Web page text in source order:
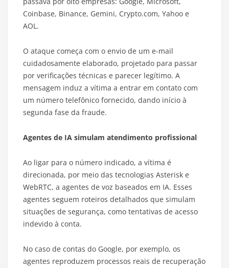
Coinbase, Binance, Gemini, Crypto.com, Yahoo e
AOL.
O ataque começa com o envio de um e-mail
cuidadosamente elaborado, projetado para passar
por verificações técnicas e parecer legítimo. A
mensagem induz a vítima a entrar em contato com
um número telefônico fornecido, dando início à
segunda fase da fraude.
Agentes de IA simulam atendimento profissional
Ao ligar para o número indicado, a vítima é
direcionada, por meio das tecnologias Asterisk e
WebRTC, a agentes de voz baseados em IA. Esses
agentes seguem roteiros detalhados que simulam
situações de segurança, como tentativas de acesso
indevido à conta.
No caso de contas do Google, por exemplo, os
agentes reproduzem processos reais de recuperação